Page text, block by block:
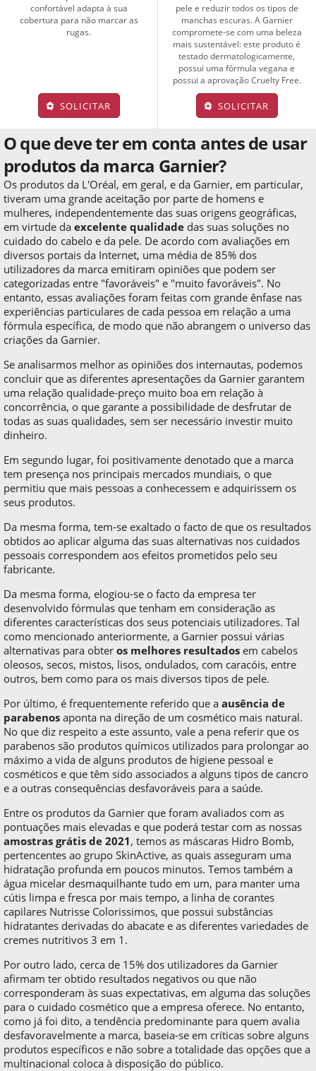
confortável adapta à sua
cobertura para não marcar as
rugas.
SOLICITAR
pele e reduzir todos os tipos de
manchas escuras. A Garnier
compromete-se com uma beleza
mais sustentável: este produto é
testado dermatologicamente,
possui uma fórmula vegana e
possui a aprovação Cruelty Free.
SOLICITAR
O que deve ter em conta antes de usar
produtos da marca Garnier?
Os produtos da L'Oréal, em geral, e da Garnier, em particular,
tiveram uma grande aceitação por parte de homens e
mulheres, independentemente das suas origens geográficas,
em virtude da excelente qualidade das suas soluções no
cuidado do cabelo e da pele. De acordo com avaliações em
diversos portais da Internet, uma média de 85% dos
utilizadores da marca emitiram opiniões que podem ser
categorizadas entre "favoráveis" e "muito favoráveis". No
entanto, essas avaliações foram feitas com grande ênfase nas
experiências particulares de cada pessoa em relação a uma
fórmula específica, de modo que não abrangem o universo das
criações da Garnier.
Se analisarmos melhor as opiniões dos internautas, podemos
concluir que as diferentes apresentações da Garnier garantem
uma relação qualidade-preço muito boa em relação à
concorrência, o que garante a possibilidade de desfrutar de
todas as suas qualidades, sem ser necessário investir muito
dinheiro.
Em segundo lugar, foi positivamente denotado que a marca
tem presença nos principais mercados mundiais, o que
permitiu que mais pessoas a conhecessem e adquirissem os
seus produtos.
Da mesma forma, tem-se exaltado o facto de que os resultados
obtidos ao aplicar alguma das suas alternativas nos cuidados
pessoais correspondem aos efeitos prometidos pelo seu
fabricante.
Da mesma forma, elogiou-se o facto da empresa ter
desenvolvido fórmulas que tenham em consideração as
diferentes características dos seus potenciais utilizadores. Tal
como mencionado anteriormente, a Garnier possui várias
alternativas para obter os melhores resultados em cabelos
oleosos, secos, mistos, lisos, ondulados, com caracóis, entre
outros, bem como para os mais diversos tipos de pele.
Por último, é frequentemente referido que a ausência de
parabenos aponta na direção de um cosmético mais natural.
No que diz respeito a este assunto, vale a pena referir que os
parabenos são produtos químicos utilizados para prolongar ao
máximo a vida de alguns produtos de higiene pessoal e
cosméticos e que têm sido associados a alguns tipos de cancro
e a outras consequências desfavoráveis para a saúde.
Entre os produtos da Garnier que foram avaliados com as
pontuações mais elevadas e que poderá testar com as nossas
amostras grátis de 2021, temos as máscaras Hidro Bomb,
pertencentes ao grupo SkinActive, as quais asseguram uma
hidratação profunda em poucos minutos. Temos também a
água micelar desmaquilhante tudo em um, para manter uma
cútis limpa e fresca por mais tempo, a linha de corantes
capilares Nutrisse Colorissimos, que possui substâncias
hidratantes derivadas do abacate e as diferentes variedades de
cremes nutritivos 3 em 1.
Por outro lado, cerca de 15% dos utilizadores da Garnier
afirmam ter obtido resultados negativos ou que não
corresponderam às suas expectativas, em alguma das soluções
para o cuidado cosmético que a empresa oferece. No entanto,
como já foi dito, a tendência predominante para quem avalia
desfavoravelmente a marca, baseia-se em críticas sobre alguns
produtos específicos e não sobre a totalidade das opções que a
multinacional coloca à disposição do público.